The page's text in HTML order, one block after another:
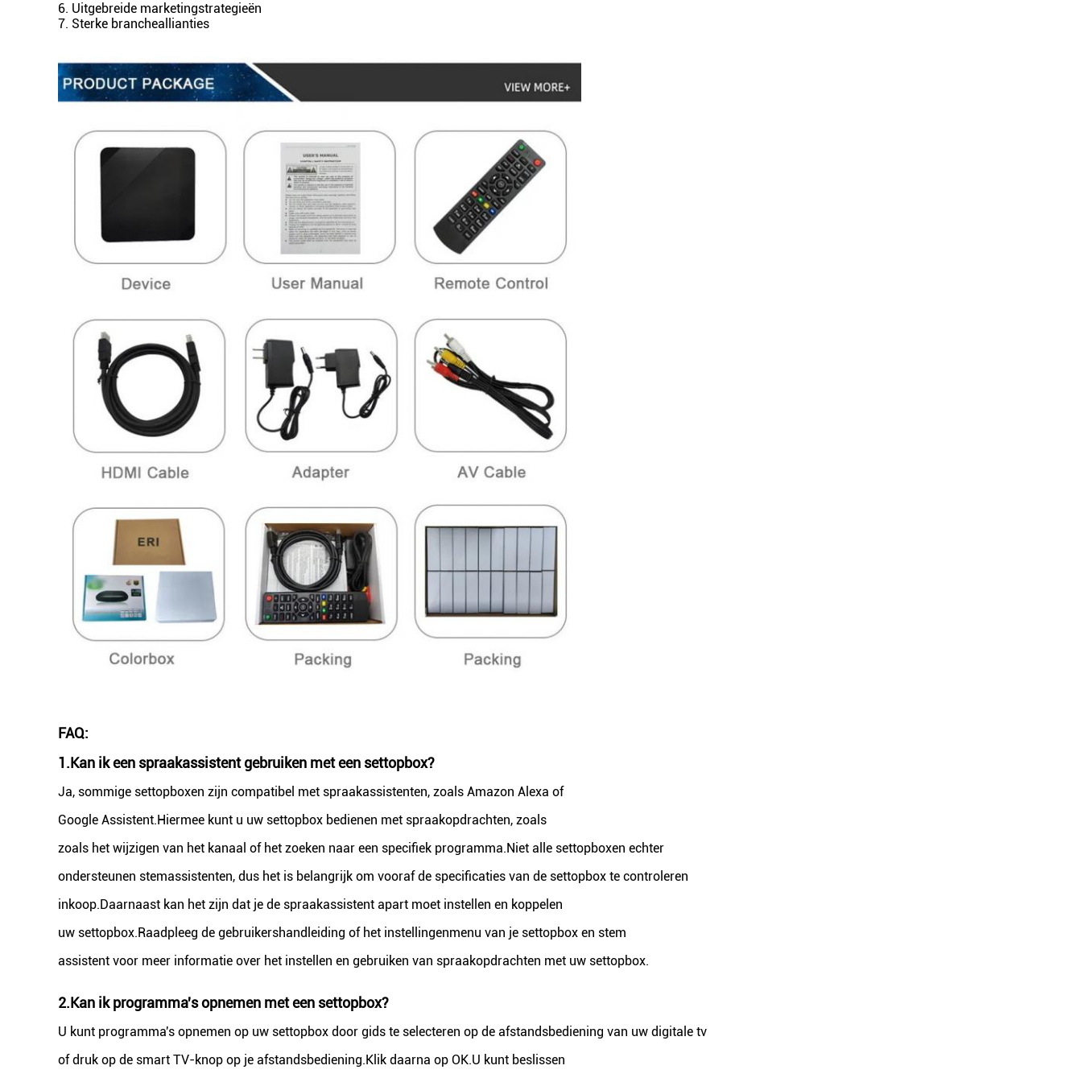
6. Uitgebreide marketingstrategieën
7. Sterke brancheallianties
FAQ:
1.Kan ik een spraakassistent gebruiken met een settopbox?
Ja, sommige settopboxen zijn compatibel met spraakassistenten, zoals Amazon Alexa of
Google Assistent.Hiermee kunt u uw settopbox bedienen met spraakopdrachten, zoals
zoals het wijzigen van het kanaal of het zoeken naar een specifiek programma.Niet alle settopboxen echter
ondersteunen stemassistenten, dus het is belangrijk om vooraf de specificaties van de settopbox te controleren
inkoop.Daarnaast kan het zijn dat je de spraakassistent apart moet instellen en koppelen
uw settopbox.Raadpleeg de gebruikershandleiding of het instellingenmenu van je settopbox en stem
assistent voor meer informatie over het instellen en gebruiken van spraakopdrachten met uw settopbox.
2.Kan ik programma's opnemen met een settopbox?
U kunt programma's opnemen op uw settopbox door gids te selecteren op de afstandsbediening van uw digitale tv
of druk op de smart TV-knop op je afstandsbediening.Klik daarna op OK.U kunt beslissen